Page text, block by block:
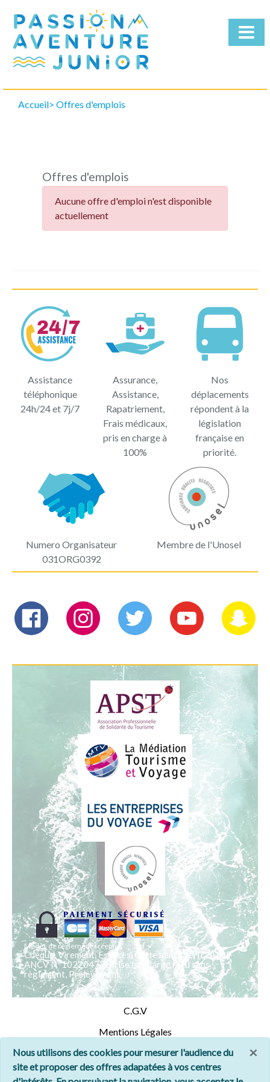
Qui
Télécharger
Accueil Offres d'emplois
Offres d'emplois
Aucune offre d'emploi n'est disponible
actuellement
Assistance
téléphonique
24h/24 et 7j/7
Assurance,
Assistance,
Rapatriement,
Frais médicaux,
pris en charge à
100%
Nos
déplacements
répondent à la
législation
française en
priorité.
Numero Organisateur
031ORG0392
Membre de l'Unosel
Modes de règlement acceptés
Chèque, Virement, Espèces, Carte bancaire, IDSHOP
ANCV N°10220473, Prise en charge reçu sans
règlement, Prélèvement
C.G.V
Mentions Légales
Plan du site
Nous contacter
×
Nous utilisons des cookies pour mesurer l'audience du
site et proposer des offres adapatées à vos centres